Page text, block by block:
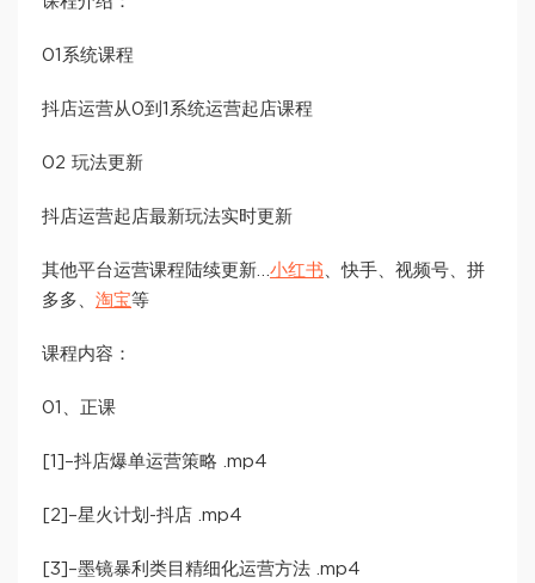
01系统课程
抖店运营从0到1系统运营起店课程
02 玩法更新
抖店运营起店最新玩法实时更新
其他平台运营课程陆续更新…小红书 、快手、视频号、拼
多多、 淘宝等
课程内容：
01、正课
[1]–抖店爆单运营策略 .mp4
[2]–星火计划-抖店 .mp4
[3]–墨镜暴利类目精细化运营方法 .mp4